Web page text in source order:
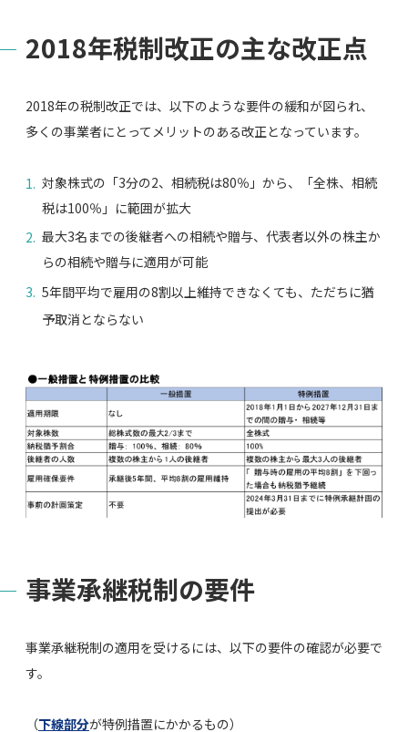
2018年税制改正の主な改正点
2018年の税制改正では、以下のような要件の緩和が図られ、
多くの事業者にとってメリットのある改正となっています。
対象株式の「3分の2、相続税は80％」から、「全株、相続
税は100％」に範囲が拡大
最大3名までの後継者への相続や贈与、代表者以外の株主か
らの相続や贈与に適用が可能
5年間平均で雇用の8割以上維持できなくても、ただちに猶
予取消とならない
事業承継税制の要件
事業承継税制の適用を受けるには、以下の要件の確認が必要で
す。
（下線部分が特例措置にかかるもの）